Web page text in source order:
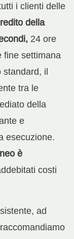
i clienti delle
della
24 ore
fine settimana
standard, il
tra le
della
e
esecuzione.
è
costi
ad